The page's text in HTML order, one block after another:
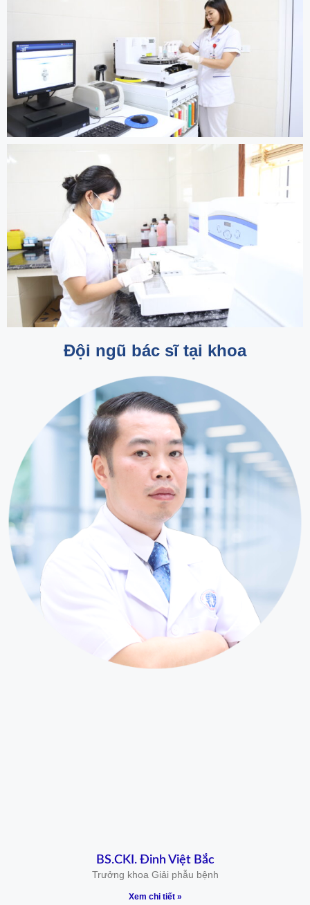
Đội ngũ bác sĩ tại khoa
BS.CKI. Đinh Việt Bắc
Trưởng khoa Giải phẫu bệnh
Xem chi tiết »